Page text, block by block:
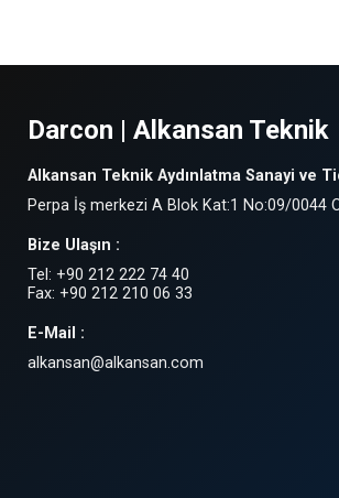
Darcon | Alkansan Teknik
Alkansan Teknik Aydınlatma Sanayi ve
Perpa İş merkezi A Blok Kat:1 No:09/0044
Bize Ulaşın :
Tel: +90 212 222 74 40
Fax: +90 212 210 06 33
E-Mail :
alkansan@alkansan.com